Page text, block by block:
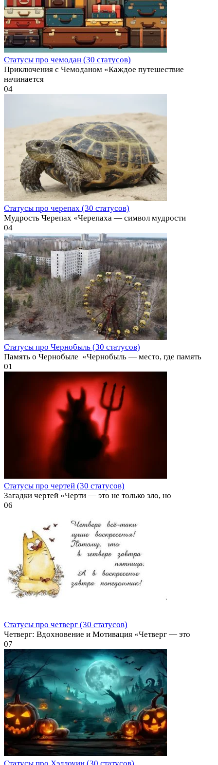
Статусы про чемодан (30 статусов)
Приключения с Чемоданом «Каждое путешествие
начинается
04
Статусы про черепах (30 статусов)
Мудрость Черепах «Черепаха — символ мудрости
04
Статусы про Чернобыль (30 статусов)
Память о Чернобыле ️ «Чернобыль — место, где память
01
Статусы про чертей (30 статусов)
Загадки чертей «Черти — это не только зло, но
06
Статусы про четверг (30 статусов)
Четверг: Вдохновение и Мотивация «Четверг — это
07